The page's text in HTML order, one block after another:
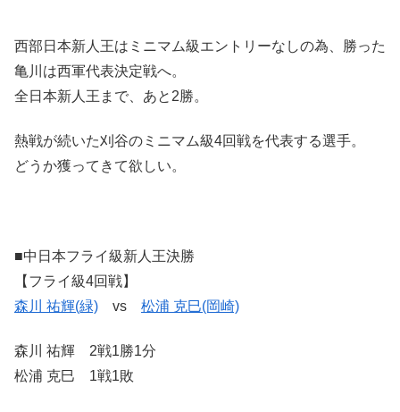
西部日本新人王はミニマム級エントリーなしの為、勝った
亀川は西軍代表決定戦へ。
全日本新人王まで、あと2勝。
熱戦が続いた刈谷のミニマム級4回戦を代表する選手。
どうか獲ってきて欲しい。
■中日本フライ級新人王決勝
【フライ級4回戦】
森川 祐輝(緑) vs 松浦 克巳(岡崎)
森川 祐輝 2戦1勝1分
松浦 克巳 1戦1敗